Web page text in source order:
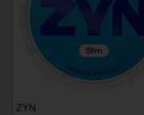
ZYN